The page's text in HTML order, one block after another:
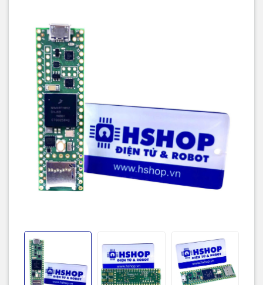
2 chips Plus Program Memory
55 Total I/O Pins
3 CAN Bus (1 with CAN FD)
S Digital Audio
1 S/PDIF Digital Audio
1 SDIO (4 bit) native SD
3 SPI, all with 16 word FIFO
7 Bottom SMT Pad Signals
8 Serial ports
32 general purpose DMA channels
35 PWM pins
42 Breadboard Friendly I/O
18 analog inputs
Cryptographic Acceleration
Programmable FlexIO
Pixel Processing Pipeline
Peripheral cross triggering
10 / 100 Mbit DP83825 PHY (6 pins)
microSD Card Socket